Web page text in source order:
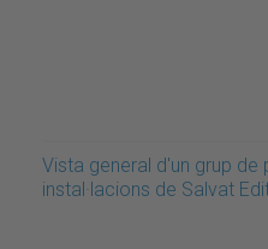
Vista general d'un grup
instal·lacions de Salvat